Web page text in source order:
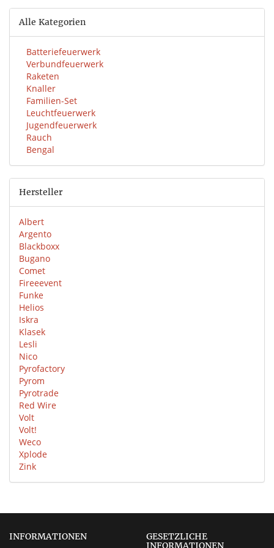
Alle Kategorien
Batteriefeuerwerk
Verbundfeuerwerk
Raketen
Knaller
Familien-Set
Leuchtfeuerwerk
Jugendfeuerwerk
Rauch
Bengal
Hersteller
Albert
Argento
Blackboxx
Bugano
Comet
Fireeevent
Funke
Helios
Iskra
Klasek
Lesli
Nico
Pyrofactory
Pyrom
Pyrotrade
Red Wire
Volt
Volt!
Weco
Xplode
Zink
INFORMATIONEN
GESETZLICHE
INFORMATIONEN